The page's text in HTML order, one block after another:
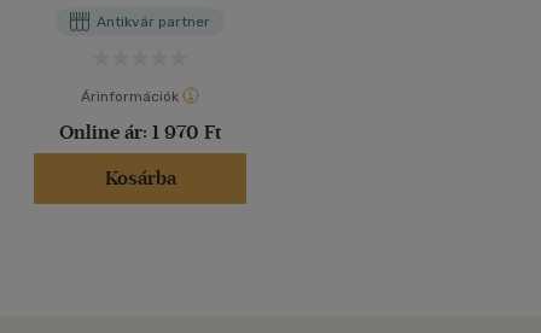
Antikvár partner
Árinformációk
Online ár: 1 970 Ft
Kosárba